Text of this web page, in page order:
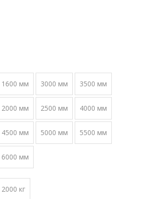
1600 мм 3000 мм 3500 мм
2000 мм 2500 мм 4000 мм
4500 мм 5000 мм 5500 мм
6000 мм
2000 кг